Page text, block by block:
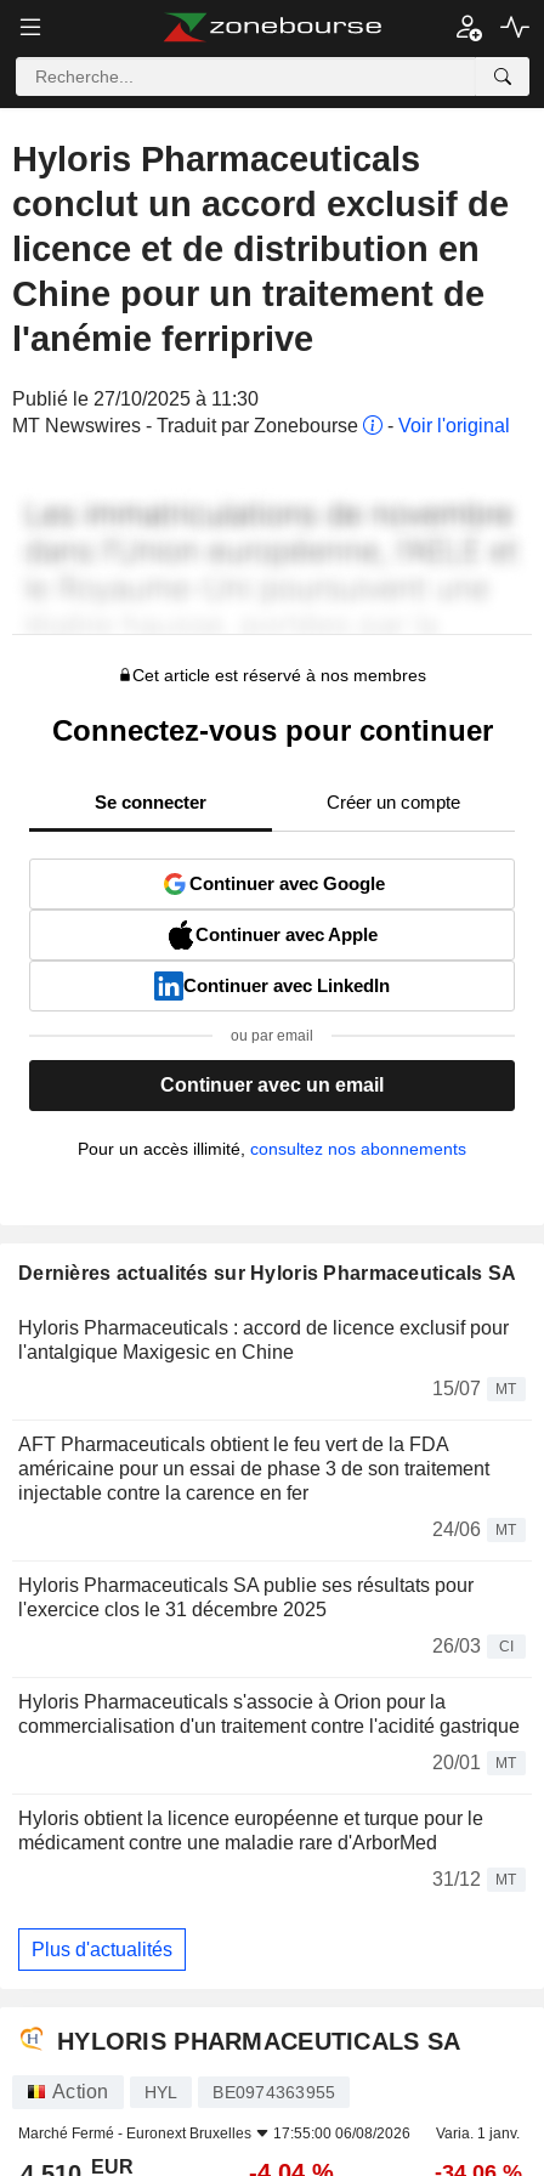
Hyloris Pharmaceuticals
conclut un accord exclusif de
licence et de distribution en
Chine pour un traitement de
l'anémie ferriprive
Publié le 27/10/2025 à 11:30
MT Newswires - Traduit par Zonebourse
- Voir l'original
Cet article est réservé à nos membres
Connectez-vous pour continuer
Se connecter Créer un compte
Continuer avec Google
Continuer avec Apple
Continuer avec LinkedIn
ou par email
Continuer avec un email
Pour un accès illimité, consultez nos abonnements
Dernières actualités sur Hyloris Pharmaceuticals SA
Hyloris Pharmaceuticals : accord de licence exclusif pour
l'antalgique Maxigesic en Chine
15/07
MT
AFT Pharmaceuticals obtient le feu vert de la FDA
américaine pour un essai de phase 3 de son traitement
injectable contre la carence en fer
24/06
MT
Hyloris Pharmaceuticals SA publie ses résultats pour
l'exercice clos le 31 décembre 2025
26/03
CI
Hyloris Pharmaceuticals s'associe à Orion pour la
commercialisation d'un traitement contre l'acidité gastrique
20/01
MT
Hyloris obtient la licence européenne et turque pour le
médicament contre une maladie rare d'ArborMed
31/12
MT
Plus d'actualités
HYLORIS PHARMACEUTICALS SA
Action HYL BE0974363955
Marché Fermé - Euronext Bruxelles 17:55:00 06/08/2026 Varia. 1 janv.
EUR